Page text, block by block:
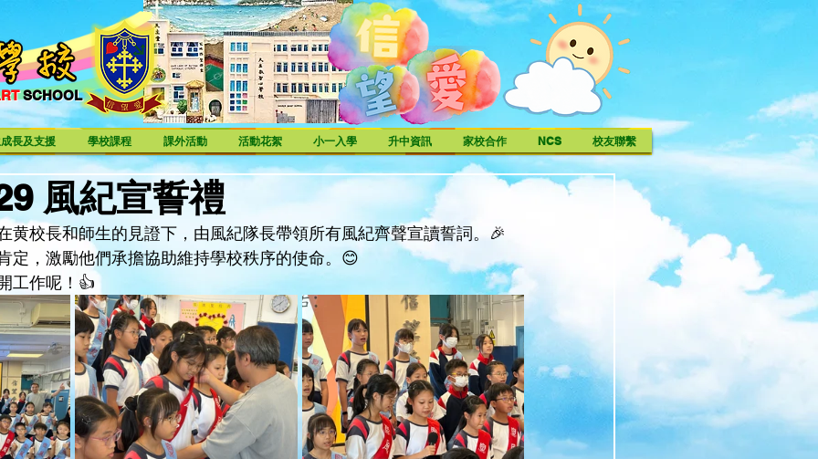
SCHOOL
SCHOOL
長及支援 學校課程 課外活動 活動花絮 小一入學 升中資訊 家校合作 NCS 校友聯繫
風紀宣誓禮
黄校長和師生的見證下，由風紀隊長帶領所有風紀齊聲宣讀誓詞。🎉
定，激勵他們承擔協助維持學校秩序的使命。😊
工作呢！👍